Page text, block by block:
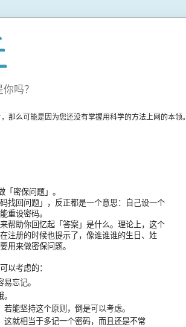
吗？
那么可能是因为您还没有掌握用科学的方法上网的本领。
密保问题」。
找回问题」，反正都是一个意思：自己设一个
重设密码。
帮助你回忆起「答案」是什么。理论上，这个
注册的时候也提示了，像谁谁谁的生日、姓
用来做密保问题。
以考虑的：
忘记。
能坚持这个原则，倒是可以考虑。
就相当于多记一个密码，而且还是不常